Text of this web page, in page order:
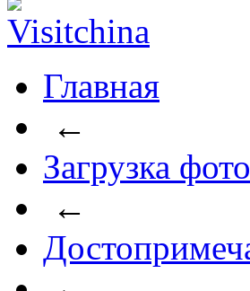
Главная
←
Загрузка фото
←